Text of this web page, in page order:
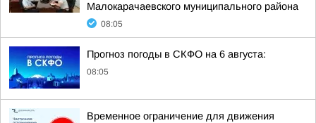
Малокарачаевского муниципального района
08:05
Прогноз погоды в СКФО на 6 августа:
08:05
Временное ограничение для движения